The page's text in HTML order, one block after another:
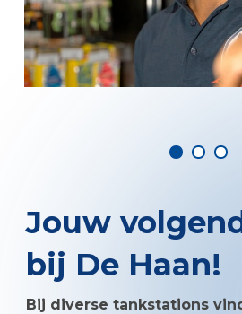
Jouw
bij De Haan!
Bij diverse tankstations